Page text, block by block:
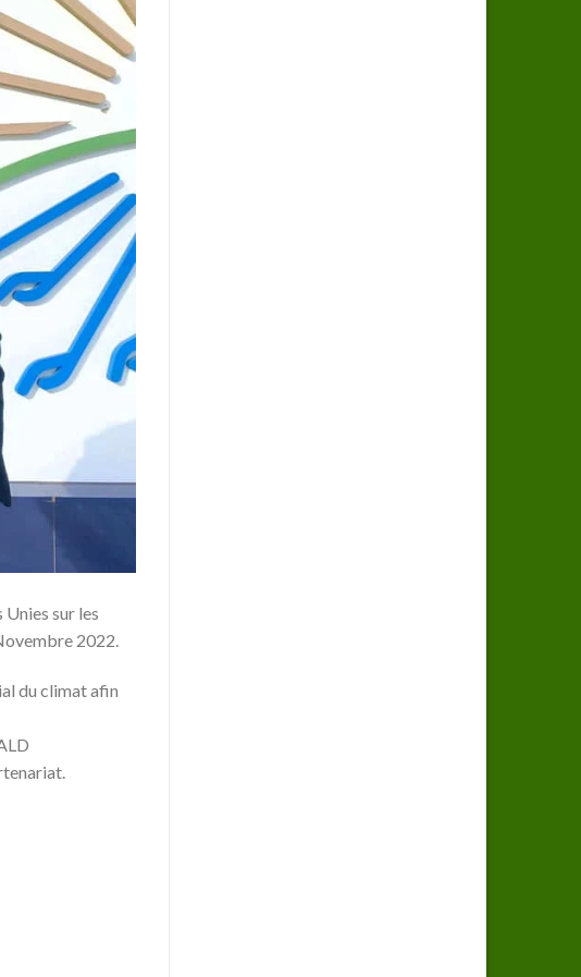
sur les
2022.
du climat afin